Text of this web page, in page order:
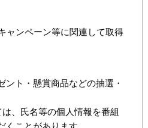
ャンペーン等に関連して取得
ント・懸賞商品などの抽選・
、氏名等の個人情報を番組